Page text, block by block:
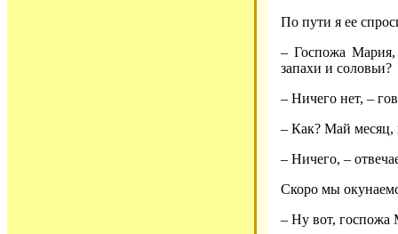
По пути я ее
– Госпожа Мария,
запахи и соловьи?
– Ничего нет, –
– Как? Май месяц,
– Ничего, –
Скоро мы
– Ну вот, госпожа